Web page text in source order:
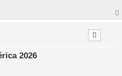
2026